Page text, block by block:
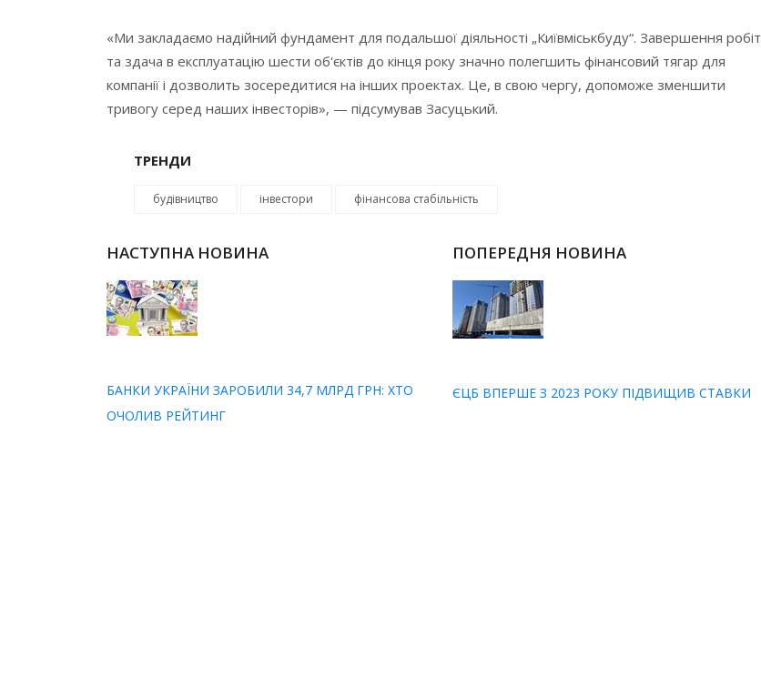
«Ми закладаємо надійний фундамент для подальшої діяльності „Київміськбуду“. Завершення робіт
та здача в експлуатацію шести об'єктів до кінця року значно полегшить фінансовий тягар для
компанії і дозволить зосередитися на інших проектах. Це, в свою чергу, допоможе зменшити
тривогу серед наших інвесторів», — підсумував Засуцький.
ТРЕНДИ
будівництво інвестори фінансова стабільність
НАСТУПНА НОВИНА
БАНКИ УКРАЇНИ ЗАРОБИЛИ 34,7 МЛРД ГРН: ХТО
ОЧОЛИВ РЕЙТИНГ
ПОПЕРЕДНЯ НОВИНА
ЄЦБ ВПЕРШЕ З 2023 РОКУ ПІДВИЩИВ СТАВКИ